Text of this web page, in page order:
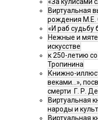
«За кулисами
Виртуальная
рождения
«И раб судьбу
Нежные и
искусстве
к 250-летию
Тропинина
Книжно-
веками…»,
смерти Г. Р.
Виртуальная
народы и
Виртуальная